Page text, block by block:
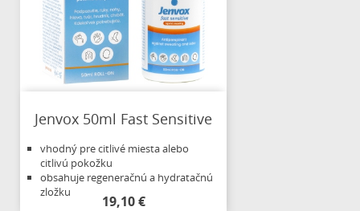
Jenvox 50ml Fast Sensitive
vhodný pre citlivé miesta alebo
citlivú pokožku
obsahuje regeneračnú a hydratačnú
zložku
19,10 €